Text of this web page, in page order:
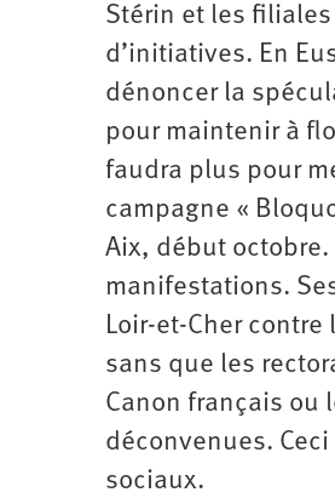
Stérin et les filiales
d’initiatives. En
dénoncer la
pour maintenir à
faudra plus pour
campagne «
Aix, début octobre.
manifestations.
Loir-et-Cher contre
sans que les
Canon français ou
déconvenues.
sociaux.